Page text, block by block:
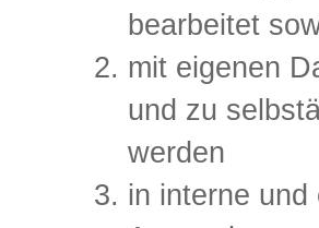
bearbeitet
mit eigenen
und zu
werden
in interne